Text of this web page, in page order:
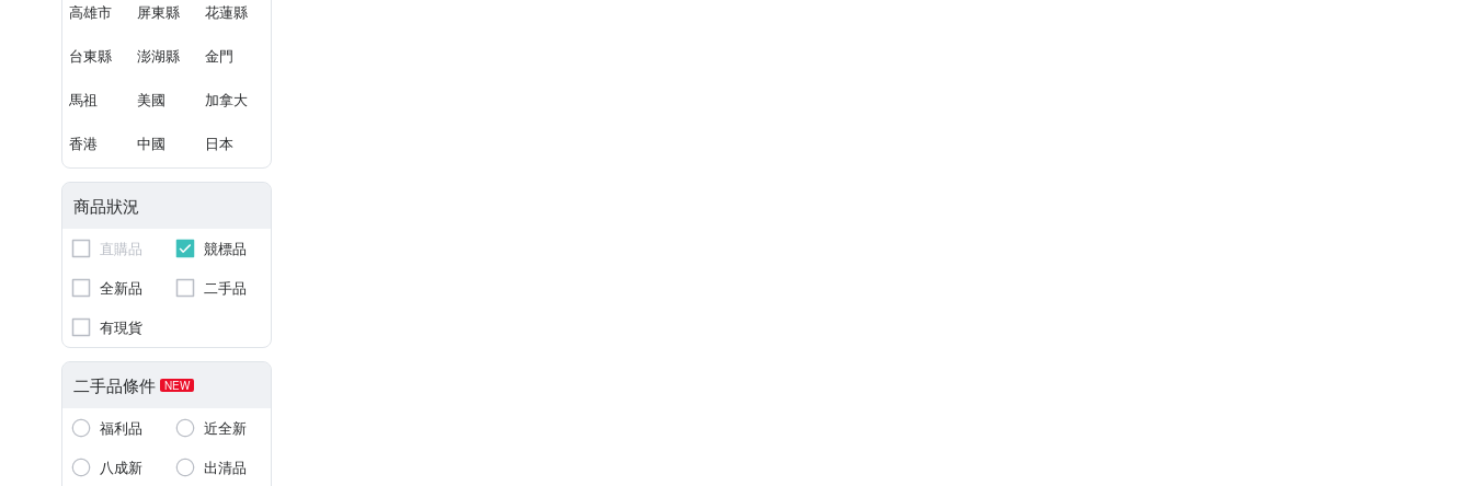
高雄市 屏東縣 花蓮縣
台東縣 澎湖縣 金門
馬祖 美國 加拿大
香港 中國 日本
商品狀況
直購品
競標品
全新品
二手品
有現貨
二手品條件 NEW
福利品
近全新
八成新
出清品